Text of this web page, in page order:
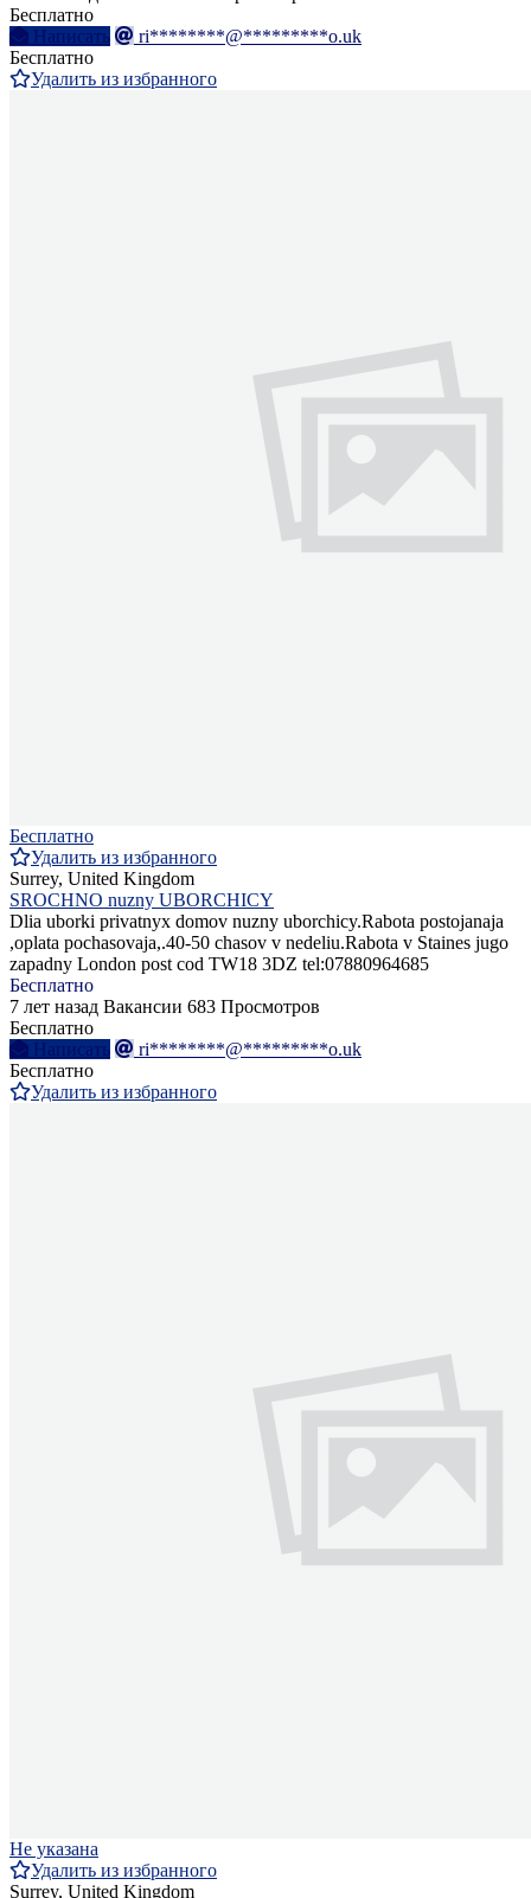
Бесплатно
Написать
ri********@*********o.uk
Бесплатно
Удалить из избранного
Бесплатно
Удалить из избранного
Surrey, United Kingdom
SROCHNO nuzny UBORCHICY
Dlia uborki privatnyx domov nuzny uborchicy.Rabota postojanaja
,oplata pochasovaja,.40-50 chasov v nedeliu.Rabota v Staines jugo
zapadny London post cod TW18 3DZ tel:07880964685
Бесплатно
7 лет назад Вакансии 683 Просмотров
Бесплатно
Написать
ri********@*********o.uk
Бесплатно
Удалить из избранного
Не указана
Удалить из избранного
Surrey, United Kingdom